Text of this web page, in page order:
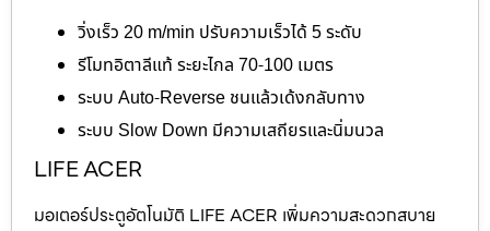
วิ่งเร็ว 20 m/min ปรับความเร็วได้ 5 ระดับ
รีโมทอิตาลีแท้ ระยะไกล 70-100 เมตร
ระบบ Auto-Reverse ชนแล้วเด้งกลับทาง
ระบบ Slow Down มีความเสถียรและนิ่มนวล
LIFE ACER
มอเตอร์ประตูอัตโนมัติ LIFE ACER เพิ่มความสะดวกสบาย